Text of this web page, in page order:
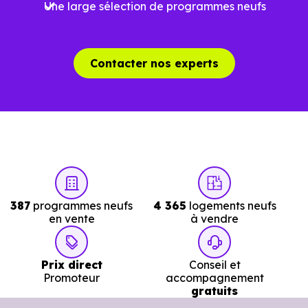
résidences secondaires.
[[PourcentageLocataires] % de locataires, Sautron
compte, pour tout projet d'investissement ou d'achat de
résidence principale..
Acheter dans le neuf ou dans l’ancien à
Sautron (44880) : comparer au-delà du
prix au m²
Une large sélection de programmes neufs
Contacter nos experts
387 programmes neufs
en vente
4 365 logements neufs
à vendre
Prix direct
Promoteur
Conseil et
accompagnement
gratuits